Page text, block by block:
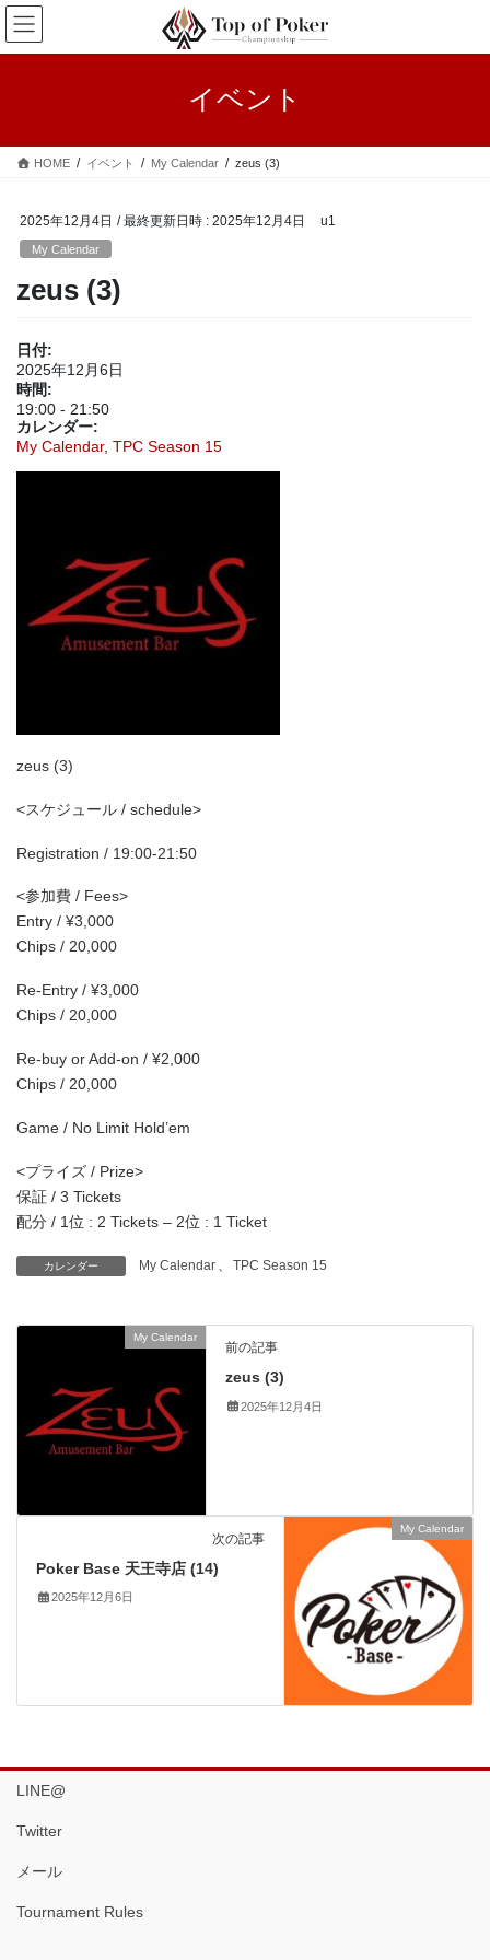
コ
ン
テ
ス
ナ
ビ
ゲ
ン
イベント
HOME イベント My Calendar zeus (3)
2025年12月4日 / 最終更新日時 : 2025年12月4日 u1
My Calendar
zeus (3)
日付:
2025年12月6日
時間:
19:00 - 21:50
カレンダー:
My Calendar, TPC Season 15
zeus (3)
<スケジュール / schedule>
Registration / 19:00-21:50
<参加費 / Fees>
Entry / ¥3,000
Chips / 20,000
Re-Entry / ¥3,000
Chips / 20,000
Re-buy or Add-on / ¥2,000
Chips / 20,000
Game / No Limit Hold’em
<プライズ / Prize>
保証 / 3 Tickets
配分 / 1位 : 2 Tickets – 2位 : 1 Ticket
カレンダー My Calendar 、 TPC Season 15
My Calendar
前の記事
zeus (3)
2025年12月4日
My Calendar
次の記事
Poker Base 天王寺店 (14)
2025年12月6日
LINE@
Twitter
メール
Tournament Rules